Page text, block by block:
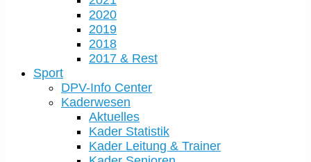
2020
2019
2018
2017 & Rest
Sport
DPV-Info Center
Kaderwesen
Aktuelles
Kader Statistik
Kader Leitung & Trainer